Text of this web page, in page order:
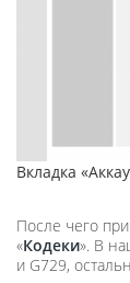
Вкладка
После чего
«Кодеки». В
и G729,